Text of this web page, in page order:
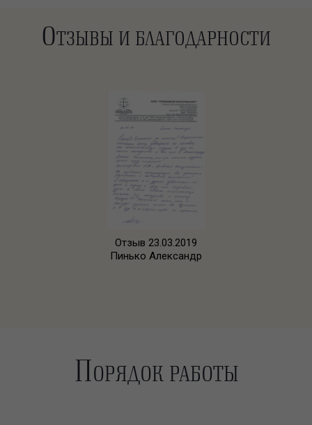
ОТЗЫВЫ И БЛАГОДАРНОСТИ
Отзыв 23.03.2019
Пинько Александр
ПОРЯДОК РАБОТЫ